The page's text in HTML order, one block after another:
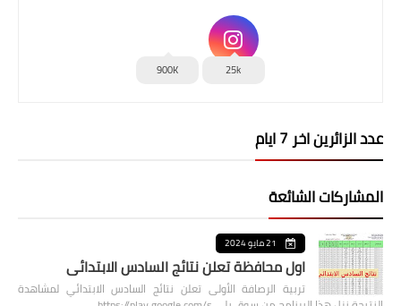
25k
900K
عدد الزائرين اخر 7 ايام
المشاركات الشائعة
21 مايو 2024
اول محافظة تعلن نتائج السادس الابتدائي
تربية الرصافة الأولى تعلن نتائج السادس الابتدائي لمشاهدة